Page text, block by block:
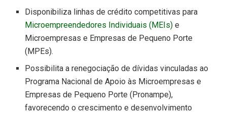
Disponibiliza linhas de crédito competitivas para
Microempreendedores Individuais (MEIs) e
Microempresas e Empresas de Pequeno Porte
(MPEs).
Possibilita a renegociação de dívidas vinculadas ao
Programa Nacional de Apoio às Microempresas e
Empresas de Pequeno Porte (Pronampe),
favorecendo o crescimento e desenvolvimento